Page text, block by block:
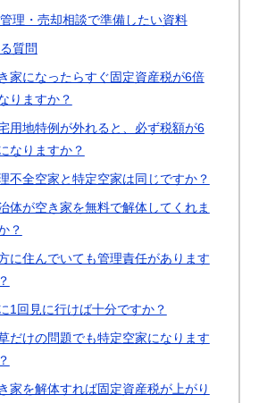
理・売却相談で準備したい資料
質問
家になったらすぐ固定資産税が6倍
りますか？
用地特例が外れると、必ず税額が6
なりますか？
不全空家と特定空家は同じですか？
体が空き家を無料で解体してくれま
？
に住んでいても管理責任があります
1回見に行けば十分ですか？
だけの問題でも特定空家になります
家を解体すれば固定資産税が上がり